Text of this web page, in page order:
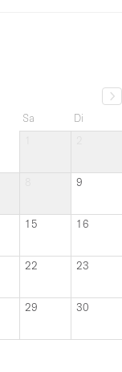
Sa
Di
9
15 16
22 23
29 30